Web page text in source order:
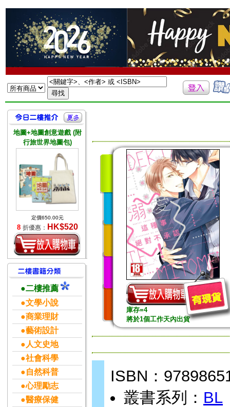
地圖+地圖創意遊戲 (附
行旅世界地圖包)
定價650.00元
8 折優惠： HK$520
●二樓推薦
●文學小說
●商業理財
●藝術設計
●人文史地
●社會科學
●自然科普
●心理勵志
●醫療保健
庫存=4
將於1個工作天內出貨
ISBN：
叢書系列： BL